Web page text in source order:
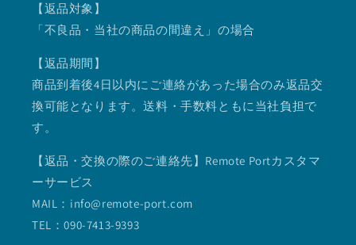
【返品対象】
「不良品・当社の商品の間違え」の場合
【返品期間】
商品到着後4日以内にご連絡があった場合のみ返品交
換可能となります。送料・手数料ともに当社負担で
す。
【返品・交換の際のご連絡先】Remote Portカスタマ
ーサービス
MAIL：info@remote-port.com
TEL：090-7413-9393